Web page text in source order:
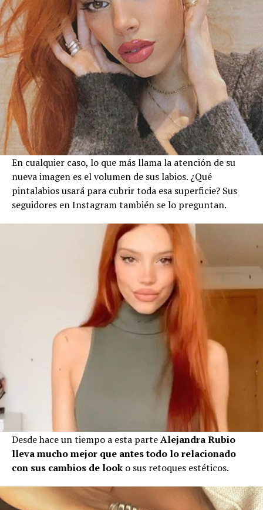
En cualquier caso, lo que más llama la atención de su
nueva imagen es el volumen de sus labios. ¿Qué
pintalabios usará para cubrir toda esa superficie? Sus
seguidores en Instagram también se lo preguntan.
Desde hace un tiempo a esta parteAlejandra Rubio
lleva mucho mejor que antes todo lo relacionado
con sus cambios de look o sus retoques estéticos.